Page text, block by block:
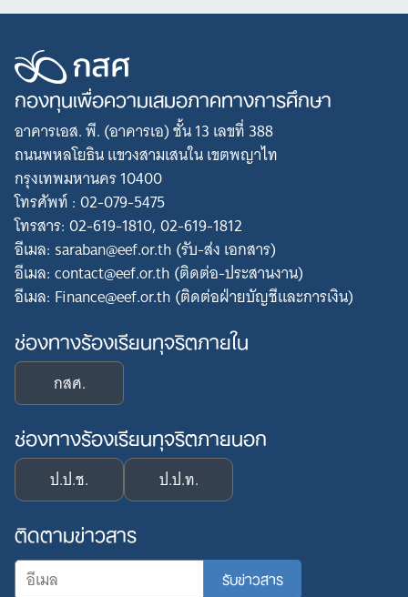
กองทุนเพื่อความเสมอภาคทางการศึกษา
อาคารเอส. พี. (อาคารเอ) ชั้น 13 เลขที่ 388
ถนนพหลโยธิน แขวงสามเสนใน เขตพญาไท
กรุงเทพมหานคร 10400
โทรศัพท์ : 02-079-5475
โทรสาร: 02-619-1810, 02-619-1812
อีเมล: saraban@eef.or.th (รับ-ส่ง เอกสาร)
อีเมล: contact@eef.or.th (ติดต่อ-ประสานงาน)
อีเมล: Finance@eef.or.th (ติดต่อฝ่ายบัญชีและการเงิน)
ช่องทางร้องเรียนทุจริตภายใน
กสศ.
ช่องทางร้องเรียนทุจริตภายนอก
ป.ป.ช. ป.ป.ท.
ติดตามข่าวสาร